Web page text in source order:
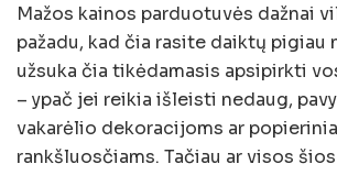
Mažos kainos parduotuvės dažnai
pažadu, kad čia rasite daiktų pigiau
užsuka čia tikėdamasis apsipirkti
– ypač jei reikia išleisti nedaug,
vakarėlio dekoracijoms ar
rankšluosčiams. Tačiau ar visos